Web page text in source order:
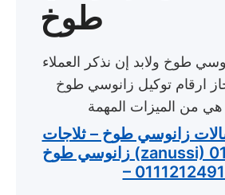
طوخ
طوخ​ ولابد إن نذكر العملاء
ارقام توكيل زانوسي طوخ
هي من الميزات المهمة
زانوسي طوخ – ثلاجات
زانوسي طوخ (zanussi) 01220261030
–